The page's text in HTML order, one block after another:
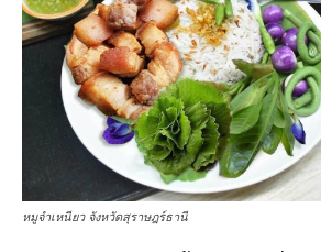
หมูจําเหนียว จังหวัดสุราษฎร์ธานี